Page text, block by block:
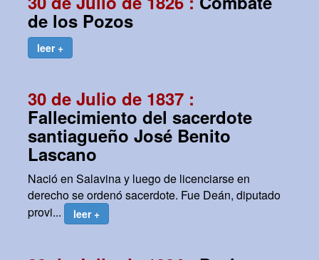
de los Pozos
leer +
30 de Julio de 1837 :
Fallecimiento del sacerdote
santiagueño José Benito
Lascano
Nació en Salavina y luego de licenciarse en
derecho se ordenó sacerdote. Fue Deán, diputado
provi...
leer +